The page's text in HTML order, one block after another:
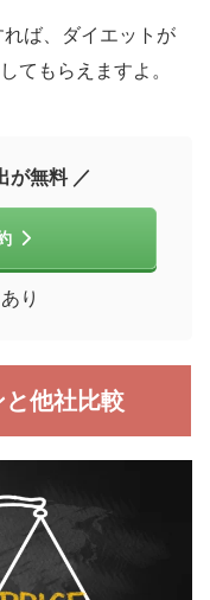
ば、ダイエットが
てもらえますよ。
が無料 ／
り
と他社比較